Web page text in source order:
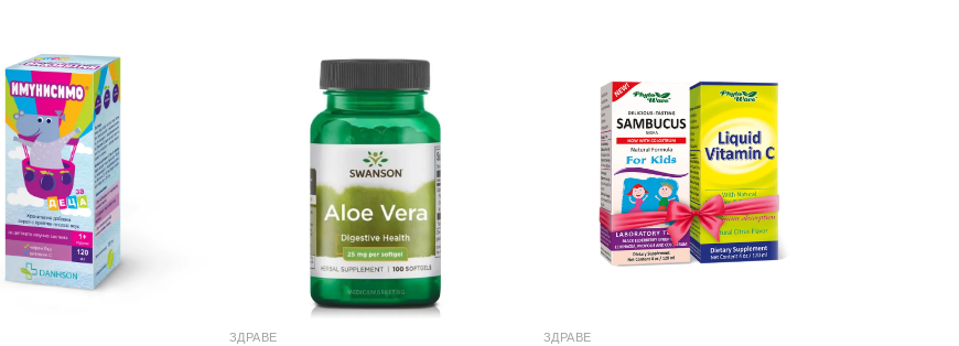
ЗДРАВЕ ЗДРАВЕ